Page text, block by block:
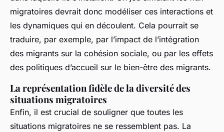
migratoires devrait donc modéliser ces interactions et
les dynamiques qui en découlent. Cela pourrait se
traduire, par exemple, par l’impact de l’intégration
des migrants sur la cohésion sociale, ou par les effets
des politiques d’accueil sur le bien-être des migrants.
La représentation fidèle de la diversité des
situations migratoires
Enfin, il est crucial de souligner que toutes les
situations migratoires ne se ressemblent pas. La